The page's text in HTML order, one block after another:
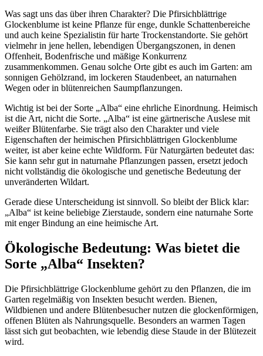
Was sagt uns das über ihren Charakter? Die Pfirsichblättrige
Glockenblume ist keine Pflanze für enge, dunkle Schattenbereiche
und auch keine Spezialistin für harte Trockenstandorte. Sie gehört
vielmehr in jene hellen, lebendigen Übergangszonen, in denen
Offenheit, Bodenfrische und mäßige Konkurrenz
zusammenkommen. Genau solche Orte gibt es auch im Garten: am
sonnigen Gehölzrand, im lockeren Staudenbeet, an naturnahen
Wegen oder in blütenreichen Saumpflanzungen.
Wichtig ist bei der Sorte „Alba“ eine ehrliche Einordnung. Heimisch
ist die Art, nicht die Sorte. „Alba“ ist eine gärtnerische Auslese mit
weißer Blütenfarbe. Sie trägt also den Charakter und viele
Eigenschaften der heimischen Pfirsichblättrigen Glockenblume
weiter, ist aber keine echte Wildform. Für Naturgärten bedeutet das:
Sie kann sehr gut in naturnahe Pflanzungen passen, ersetzt jedoch
nicht vollständig die ökologische und genetische Bedeutung der
unveränderten Wildart.
Gerade diese Unterscheidung ist sinnvoll. So bleibt der Blick klar:
„Alba“ ist keine beliebige Zierstaude, sondern eine naturnahe Sorte
mit enger Bindung an eine heimische Art.
Ökologische Bedeutung: Was bietet die
Sorte „Alba“ Insekten?
Die Pfirsichblättrige Glockenblume gehört zu den Pflanzen, die im
Garten regelmäßig von Insekten besucht werden. Bienen,
Wildbienen und andere Blütenbesucher nutzen die glockenförmigen,
offenen Blüten als Nahrungsquelle. Besonders an warmen Tagen
lässt sich gut beobachten, wie lebendig diese Staude in der Blütezeit
wird.